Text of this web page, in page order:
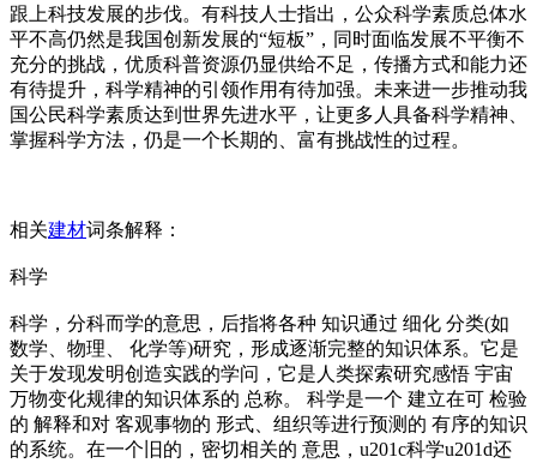
跟上科技发展的步伐。有科技人士指出，公众科学素质总体水
平不高仍然是我国创新发展的“短板”，同时面临发展不平衡不
充分的挑战，优质科普资源仍显供给不足，传播方式和能力还
有待提升，科学精神的引领作用有待加强。未来进一步推动我
国公民科学素质达到世界先进水平，让更多人具备科学精神、
掌握科学方法，仍是一个长期的、富有挑战性的过程。
相关建材词条解释：
科学
科学，分科而学的意思，后指将各种 知识通过 细化 分类(如
数学、物理、 化学等)研究，形成逐渐完整的知识体系。它是
关于发现发明创造实践的学问，它是人类探索研究感悟 宇宙
万物变化规律的知识体系的 总称。 科学是一个 建立在可 检验
的 解释和对 客观事物的 形式、组织等进行预测的 有序的知识
的系统。在一个旧的，密切相关的 意思，u201c科学u201d还